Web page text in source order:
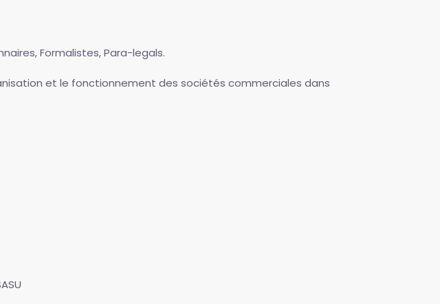
Formalistes, Para-legals.
et le fonctionnement des sociétés commerciales dans